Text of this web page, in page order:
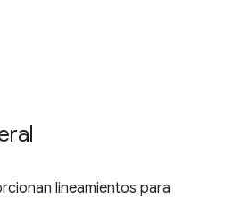
lineamientos para